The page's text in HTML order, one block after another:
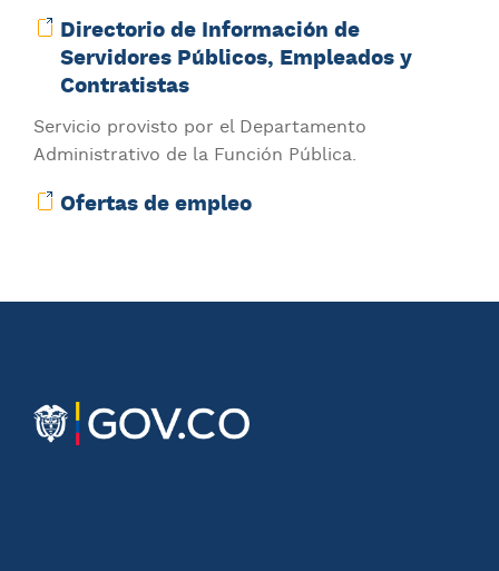
Directorio de Información de
Servidores Públicos, Empleados y
Contratistas
Servicio provisto por el Departamento
Administrativo de la Función Pública.
Ofertas de empleo